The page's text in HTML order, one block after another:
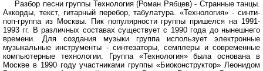
Разбор песни группы Технология (Роман Рябцев) - Странные танцы.
Аккорды, текст, гитарный перебор, табулатура. «Технология» - синти-
поп-группа из Москвы. Пик популярности группы пришелся на 1991-
1993 гг. В различных составах существует с 1990 года до нынешнего
времени. Для создания музыки группа использует электронные
музыкальные инструменты - синтезаторы, семплеры и современные
компьютерные технологии. Группа «Технология» была основана в
Москве в 1990 году участниками группы «Биоконструктор» Леонидом